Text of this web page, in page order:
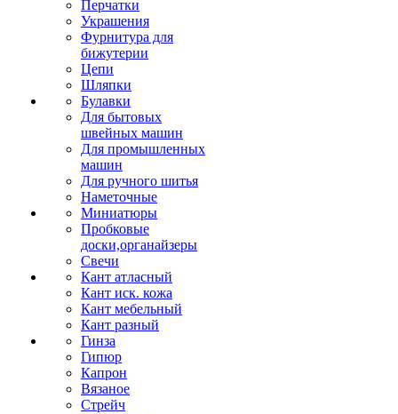
Перчатки
Украшения
Фурнитура для
бижутерии
Цепи
Шляпки
Булавки
Для бытовых
швейных машин
Для промышленных
машин
Для ручного шитья
Наметочные
Миниатюры
Пробковые
доски,органайзеры
Свечи
Кант атласный
Кант иск. кожа
Кант мебельный
Кант разный
Гинза
Гипюр
Капрон
Вязаное
Стрейч